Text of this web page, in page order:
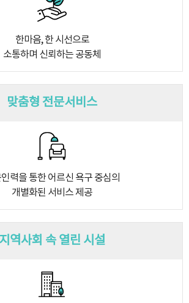
한마음, 한 시선으로
소통하며 신뢰하는 공동체
맞춤형 전문서비스
력을 통한 어르신 욕구 중심의
개별화된 서비스 제공
지역사회 속 열린 시설